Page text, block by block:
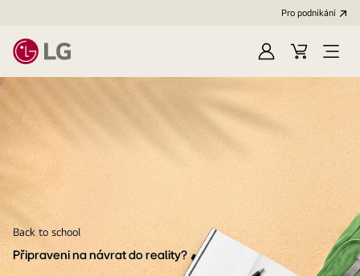
Pro podnikání
Přihlásit
se
Váš
košík
Open
Menu
LG
Back to school
Připraveni na návrat do reality?